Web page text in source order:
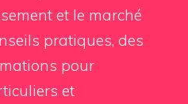
et le marché
pratiques, des
pour
et